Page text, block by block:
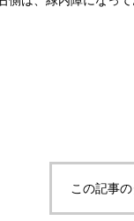
この記事